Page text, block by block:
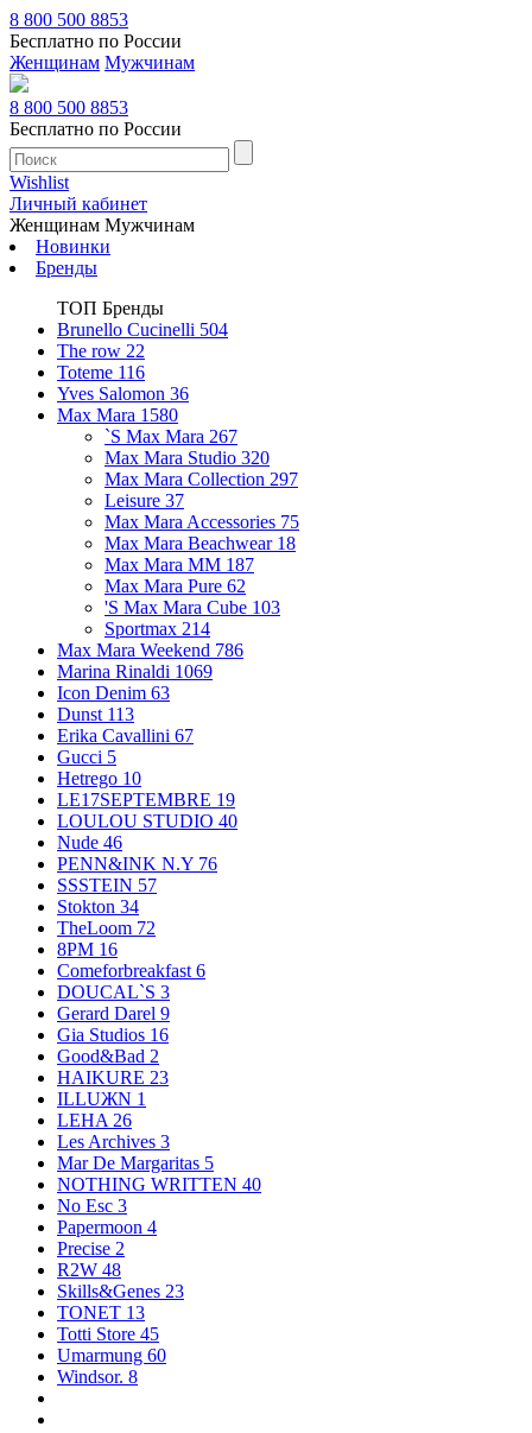
8 800 500 8853
Бесплатно по России
Женщинам Мужчинам
8 800 500 8853
Бесплатно по России
Wishlist
Личный кабинет
Женщинам Мужчинам
Новинки
Бренды
ТОП Бренды
Brunello Cucinelli 504
The row 22
Toteme 116
Yves Salomon 36
Max Mara 1580
`S Max Mara 267
Max Mara Studio 320
Max Mara Collection 297
Leisure 37
Max Mara Accessories 75
Max Mara Beachwear 18
Max Mara MM 187
Max Mara Pure 62
'S Max Mara Cube 103
Sportmax 214
Max Mara Weekend 786
Marina Rinaldi 1069
Icon Denim 63
Dunst 113
Erika Cavallini 67
Gucci 5
Hetrego 10
LE17SEPTEMBRE 19
LOULOU STUDIO 40
Nude 46
PENN&INK N.Y 76
SSSTEIN 57
Stokton 34
TheLoom 72
8PM 16
Comeforbreakfast 6
DOUCAL`S 3
Gerard Darel 9
Gia Studios 16
Good&Bad 2
HAIKURE 23
ILLUЖN 1
LEHA 26
Les Archives 3
Mar De Margaritas 5
NOTHING WRITTEN 40
No Esc 3
Papermoon 4
Precise 2
R2W 48
Skills&Genes 23
TONET 13
Totti Store 45
Umarmung 60
Windsor. 8